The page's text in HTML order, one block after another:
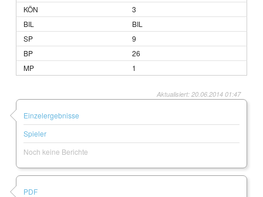
3
BIL
9
26
1
Aktualisiert: 20.06.2014 01:47
Einzelergebnisse
Spieler
Noch keine Berichte
PDF